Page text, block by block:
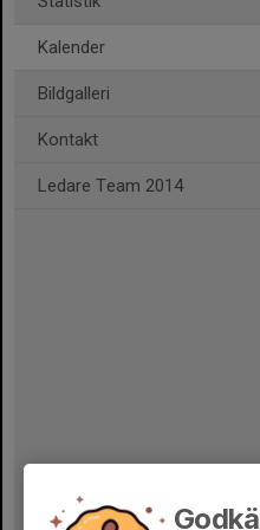
Kalender
Bildgalleri
Kontakt
Ledare Team 2014